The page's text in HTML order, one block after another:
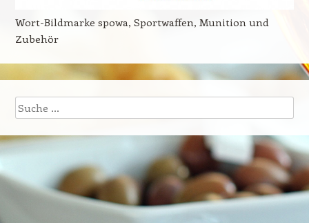
Wort-Bildmarke spowa, Sportwaffen, Munition und
Zubehör
Suche